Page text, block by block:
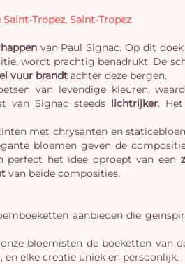
Saint-Tropez, Saint-Tropez
van Paul Signac. Op dit
wordt prachtig benadrukt. De
vuur brandt achter deze bergen.
van levendige kleuren,
van Signac steeds lichtrijker.
met chrysanten en
bloemen geven de
perfect het idee oproept van een
van beide composities.
aanbieden die
bloemisten de boeketten van
elke creatie uniek en persoonlijk.